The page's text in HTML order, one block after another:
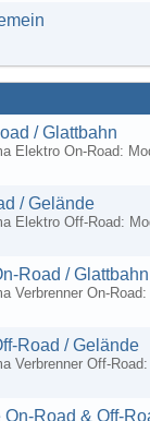
/ Glattbahn
Elektro On-Road:
/ Gelände
Elektro Off-Road:
Road / Glattbahn
Verbrenner On-
Road / Gelände
Verbrenner Off-
Road & Off-